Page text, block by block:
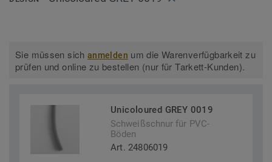
Sie müssen sichanmelden um die Warenverfügbarkeit zu
prüfen und online zu bestellen (nur für Tarkett-Kunden).
Unicoloured GREY 0019
Schweißschnur für PVC-
Böden
Art. 24806019